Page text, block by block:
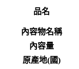
品名
內容物名稱
內容量
原產地(國)